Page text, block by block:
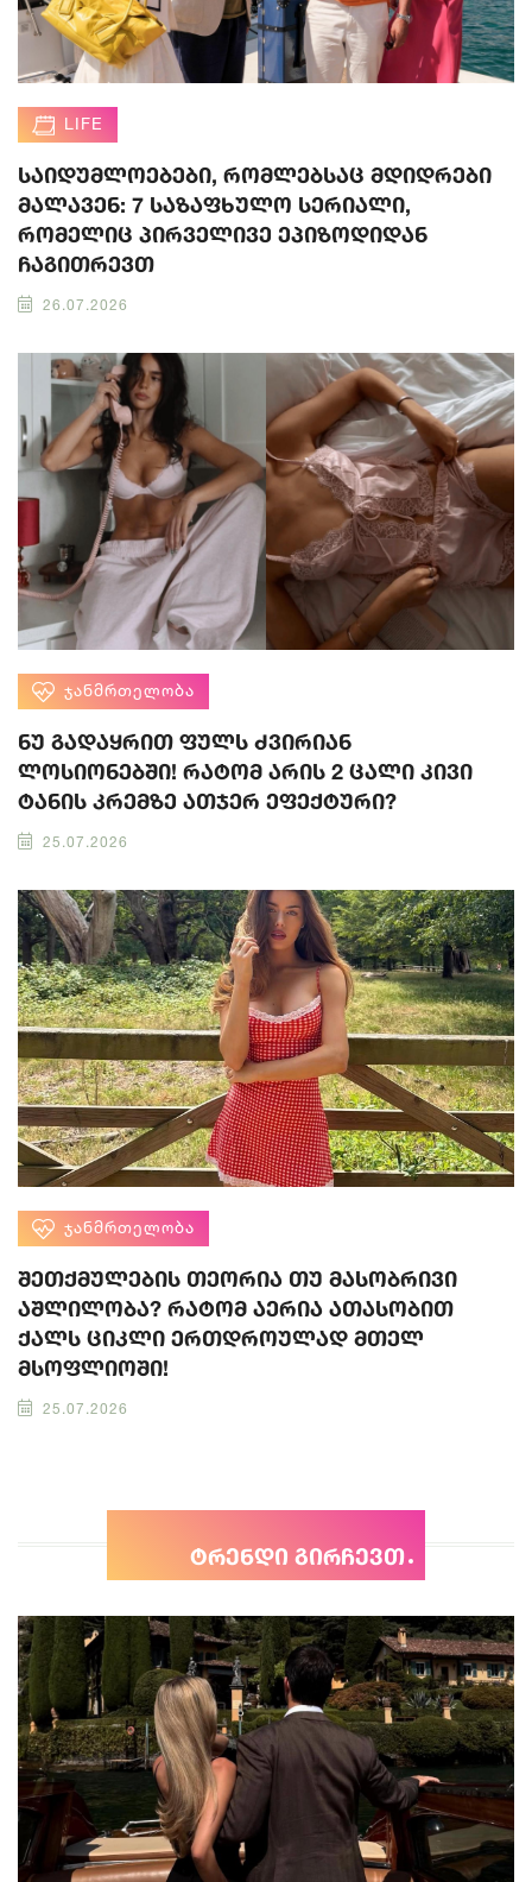
LIFE
საიდუმლოებები, რომლებსაც მდიდრები
მალავენ: 7 საზაფხულო სერიალი,
რომელიც პირველივე ეპიზოდიდან
ჩაგითრევთ
26.07.2026
ᲯᲐᲜᲛᲠᲗᲔᲚᲝᲑᲐ
ნუ გადაყრით ფულს ძვირიან
ლოსიონებში! რატომ არის 2 ცალი კივი
ტანის კრემზე ათჯერ ეფექტური?
25.07.2026
ᲯᲐᲜᲛᲠᲗᲔᲚᲝᲑᲐ
შეთქმულების თეორია თუ მასობრივი
აშლილობა? რატომ აერია ათასობით
ქალს ციკლი ერთდროულად მთელ
მსოფლიოში!
25.07.2026
ტრენდი გირჩევთ